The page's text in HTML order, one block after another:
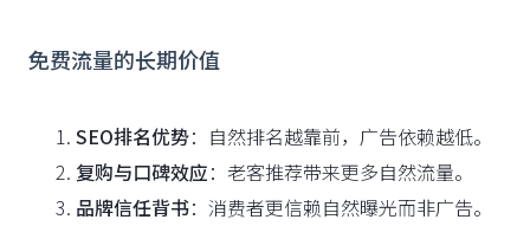
免费流量的长期价值
SEO排名优势：自然排名越靠前，广告依赖越低。
复购与口碑效应：老客推荐带来更多自然流量。
品牌信任背书：消费者更信赖自然曝光而非广告。